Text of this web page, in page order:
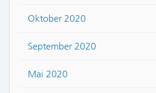
Oktober 2020
September 2020
Mai 2020